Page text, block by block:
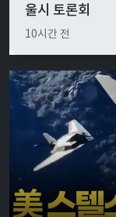
울시 토론회
10시간 전